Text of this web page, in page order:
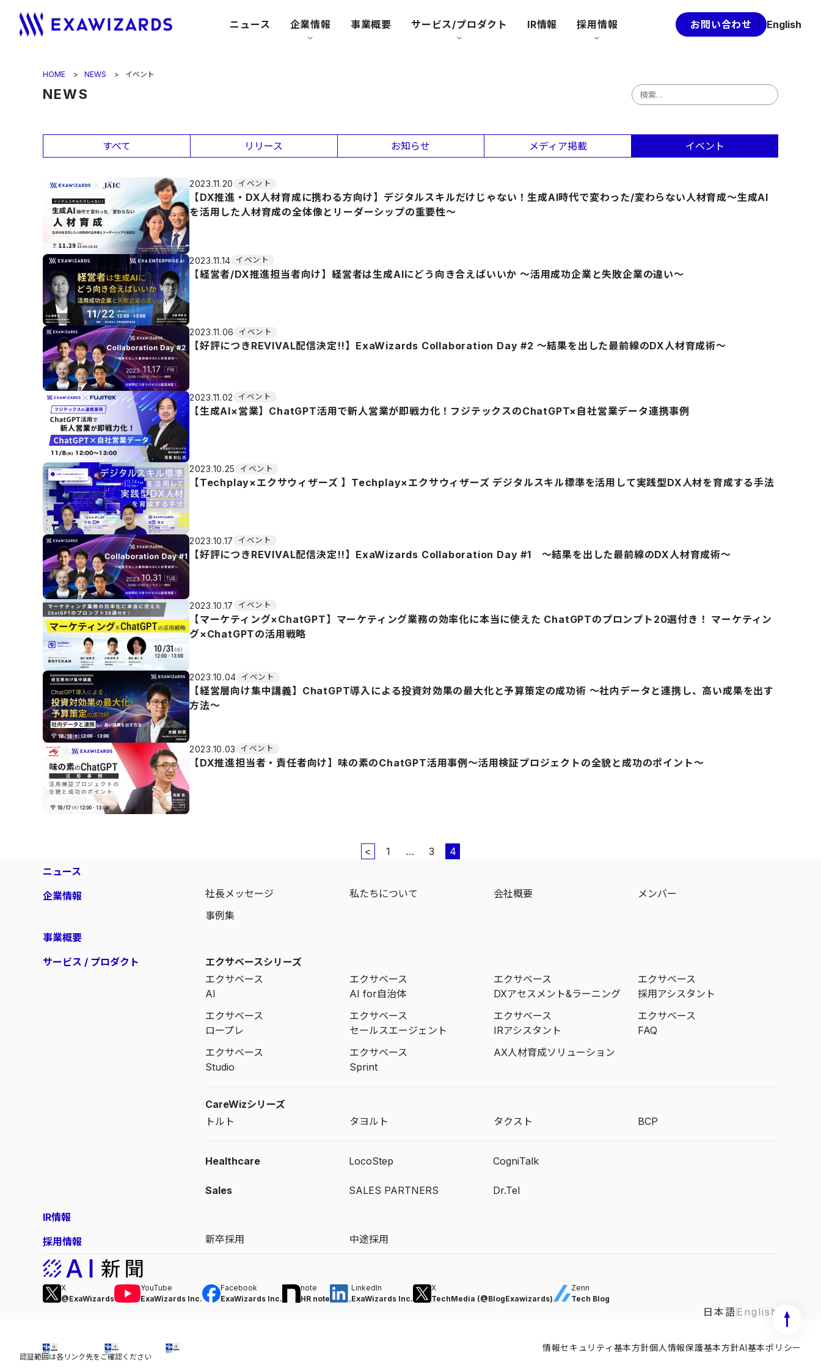
ニュース 企業情報 事業概要 サービス/プロダクト IR情報 採用情報 お問い合わせ English
HOME NEWS イベント
NEWS
検
索
すべて リリース お知らせ メディア掲載 イベント
2023.11.20 イベント
【DX推進・DX人材育成に携わる方向け】デジタルスキルだけじゃない！生成AI時代で変わった/変わらない人材育成～生成AI
を活用した人材育成の全体像とリーダーシップの重要性～
2023.11.14 イベント
【経営者/DX推進担当者向け】経営者は生成AIにどう向き合えばいいか ～活用成功企業と失敗企業の違い～
2023.11.06 イベント
【好評につきREVIVAL配信決定!!】ExaWizards Collaboration Day #2 〜結果を出した最前線のDX人材育成術〜
2023.11.02 イベント
【生成AI×営業】ChatGPT活用で新人営業が即戦力化！フジテックスのChatGPT×自社営業データ連携事例
2023.10.25 イベント
【Techplay×エクサウィザーズ 】Techplay×エクサウィザーズ デジタルスキル標準を活用して実践型DX人材を育成する手法
2023.10.17 イベント
【好評につきREVIVAL配信決定!!】ExaWizards Collaboration Day #1 〜結果を出した最前線のDX人材育成術〜
2023.10.17 イベント
【マーケティング×ChatGPT】マーケティング業務の効率化に本当に使えた ChatGPTのプロンプト20選付き！ マーケティン
グ×ChatGPTの活用戦略
2023.10.04 イベント
【経営層向け集中講義】ChatGPT導入による投資対効果の最大化と予算策定の成功術 〜社内データと連携し、高い成果を出す
方法〜
2023.10.03 イベント
【DX推進担当者・責任者向け】味の素のChatGPT活用事例〜活用検証プロジェクトの全貌と成功のポイント〜
< 1 … 3
4
ニュース
企業情報
社長メッセージ 私たちについて 会社概要
メンバー
事例集
事業概要
サービス / プロダクト
エクサベースシリーズ
エクサベース
AI
エクサベース
AI for自治体
エクサベース
DXアセスメント&ラーニング
エクサベース
採用アシスタント
エクサベース
ロープレ
エクサベース
セールスエージェント
エクサベース
IRアシスタント
エクサベース
FAQ
エクサベース
Studio
エクサベース
Sprint
AX人材育成ソリューション
CareWizシリーズ
トルト
タヨルト タクスト BCP
Healthcare LocoStep CogniTalk
Sales SALES PARTNERS Dr.Tel
IR情報
採用情報
新卒採用 中途採用
X
@ExaWizards
YouTube
ExaWizards Inc.
Facebook
ExaWizards Inc.
note
HR note
LinkedIn
ExaWizards Inc.
X
TechMedia (@BlogExawizards)
Zenn
Tech Blog
日本語 English
ISMS ISR029 / ISO27001
ISMS-CLS ISR029 /
ISMS-PIMS
認証範囲は各リンク先をご確認ください
情報セキュリティ基本方針個人情報保護基本方針AI基本ポリシー